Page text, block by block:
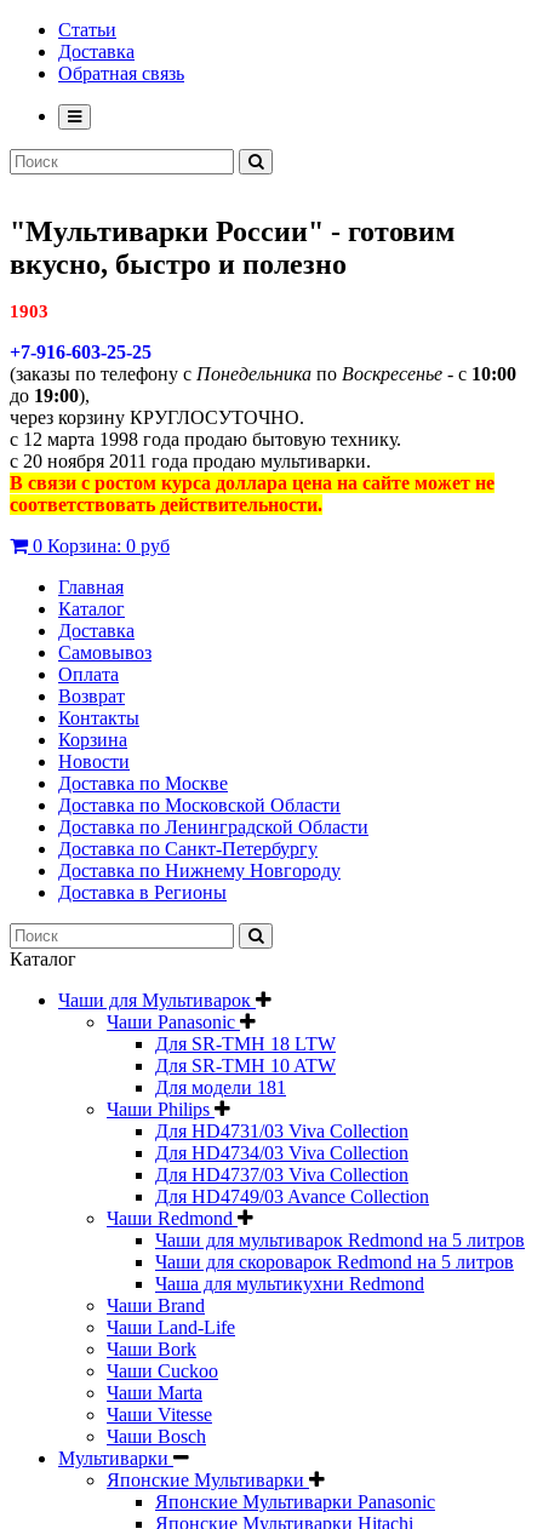
Статьи
Доставка
Обратная связь
"Мультиварки России" - готовим
вкусно, быстро и полезно
1903
+7-916-603-25-25
(заказы по телефону с Понедельника по Воскресенье - с 10:00
до 19:00),
через корзину КРУГЛОСУТОЧНО.
с 12 марта 1998 года продаю бытовую технику.
с 20 ноября 2011 года продаю мультиварки.
В связи с ростом курса доллара цена на сайте может не
соответствовать действительности.
0 Корзина: 0 руб
Главная
Каталог
Доставка
Самовывоз
Оплата
Возврат
Контакты
Корзина
Новости
Доставка по Москве
Доставка по Московской Области
Доставка по Ленинградской Области
Доставка по Санкт-Петербургу
Доставка по Нижнему Новгороду
Доставка в Регионы
Каталог
Чаши для Мультиварок
Чаши Panasonic
Для SR-TMH 18 LTW
Для SR-TMH 10 ATW
Для модели 181
Чаши Philips
Для HD4731/03 Viva Collection
Для HD4734/03 Viva Collection
Для HD4737/03 Viva Collection
Для HD4749/03 Avance Collection
Чаши Redmond
Чаши для мультиварок Redmond на 5 литров
Чаши для скороварок Redmond на 5 литров
Чаша для мультикухни Redmond
Чаши Brand
Чаши Land-Life
Чаши Bork
Чаши Cuckoo
Чаши Marta
Чаши Vitesse
Чаши Bosch
Мультиварки
Японские Мультиварки
Японские Мультиварки Panasonic
Японские Мультиварки Hitachi